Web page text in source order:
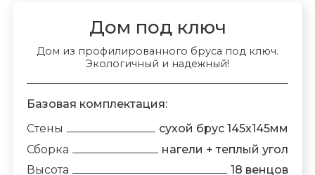
Дом под ключ
Дом из профилированного бруса под ключ.
Экологичный и надежный!
Базовая комплектация:
Стены
сухой брус 145х145мм
Сборка
нагели + теплый угол
Высота
18 венцов